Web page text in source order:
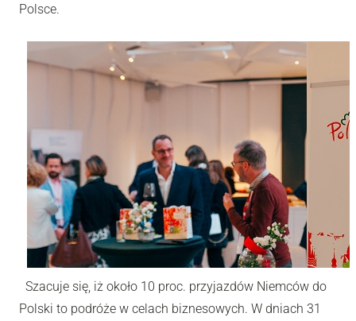
Polsce.
Szacuje się, iż około 10 proc. przyjazdów Niemców do
Polski to podróże w celach biznesowych. W dniach 31